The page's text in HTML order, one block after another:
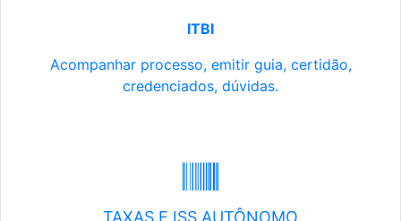
ITBI
Acompanhar processo, emitir guia, certidão,
credenciados, dúvidas.
TAXAS E ISS AUTÔNOMO